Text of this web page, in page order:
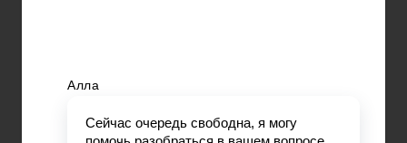
Начисление алиментов
Преддоговорные документы